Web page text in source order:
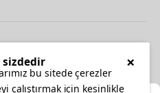
×
bu sitede çerezler
çalıştırmak için kesinlikle